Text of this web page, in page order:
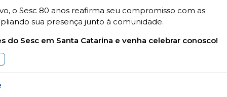
o Sesc 80 anos reafirma seu compromisso com as
sua presença junto à comunidade.
do Sesc em Santa Catarina e venha celebrar conosco!